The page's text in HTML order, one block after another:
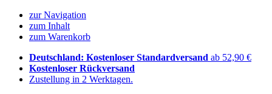
zur Navigation
zum Inhalt
zum Warenkorb
Deutschland: Kostenloser Standardversand ab 52,90 €
Kostenloser Rückversand
Zustellung in 2 Werktagen.